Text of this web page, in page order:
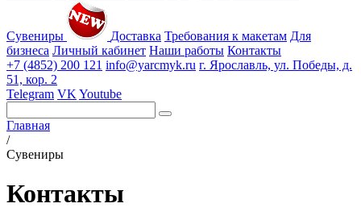
Сувениры Доставка Требования к макетам Для
бизнеса Личный кабинет Наши работы Контакты
+7 (4852) 200 121 info@yarcmyk.ru г. Ярославль, ул. Победы, д.
51, кор. 2
Telegram VK Youtube
Главная
/
Сувениры
Контакты